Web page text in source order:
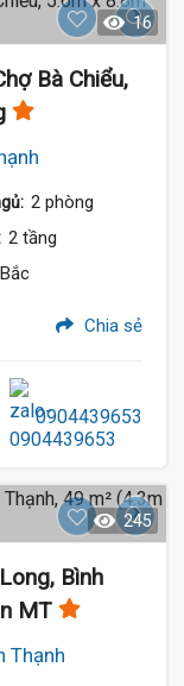
16
Bà Chiểu,
2 phòng
2 tầng
Bắc
Chia sẻ
0904439653
245
Bình
MT
Thạnh